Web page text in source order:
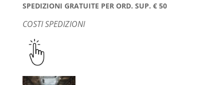
SPEDIZIONI GRATUITE PER ORD. SUP. € 50
COSTI SPEDIZIONI